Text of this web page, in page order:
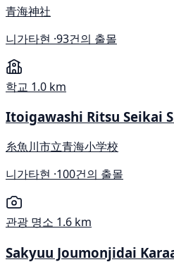
青海神社
니가타현 ·93건의 출몰
학교 1.0 km
Itoigawashi Ritsu Seikai
糸魚川市立青海小学校
니가타현 ·100건의 출몰
관광 명소 1.6 km
Sakyuu Joumonjidai